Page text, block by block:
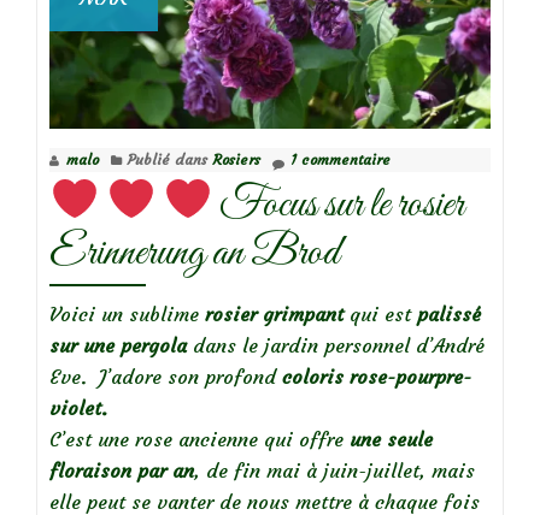
malo Publié dans Rosiers 1 commentaire
Focus sur le rosier
Erinnerung an Brod
Voici un sublime rosier grimpantqui est palissé
sur une pergoladans le jardin personnel d’André
Eve. J’adore son profond coloris rose-pourpre-
violet.
C’est une rose ancienne qui offre une seule
floraison par an, de fin mai à juin-juillet, mais
elle peut se vanter de nous mettre à chaque fois